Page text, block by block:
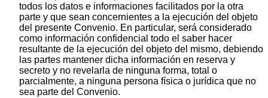
todos los datos e informaciones facilitados por la otra
parte y que sean concernientes a la ejecución del objeto
del presente Convenio. En particular, será considerado
como información confidencial todo el saber hacer
resultante de la ejecución del objeto del mismo, debiendo
las partes mantener dicha información en reserva y
secreto y no revelarla de ninguna forma, total o
parcialmente, a ninguna persona física o jurídica que no
sea parte del Convenio.